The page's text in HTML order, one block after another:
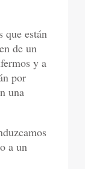
que están
de un
y a
por
una
a un